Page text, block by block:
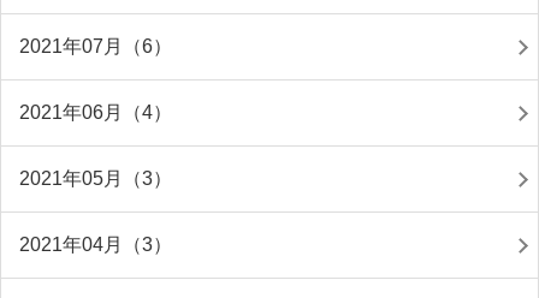
2021年07月（6）
2021年06月（4）
2021年05月（3）
2021年04月（3）